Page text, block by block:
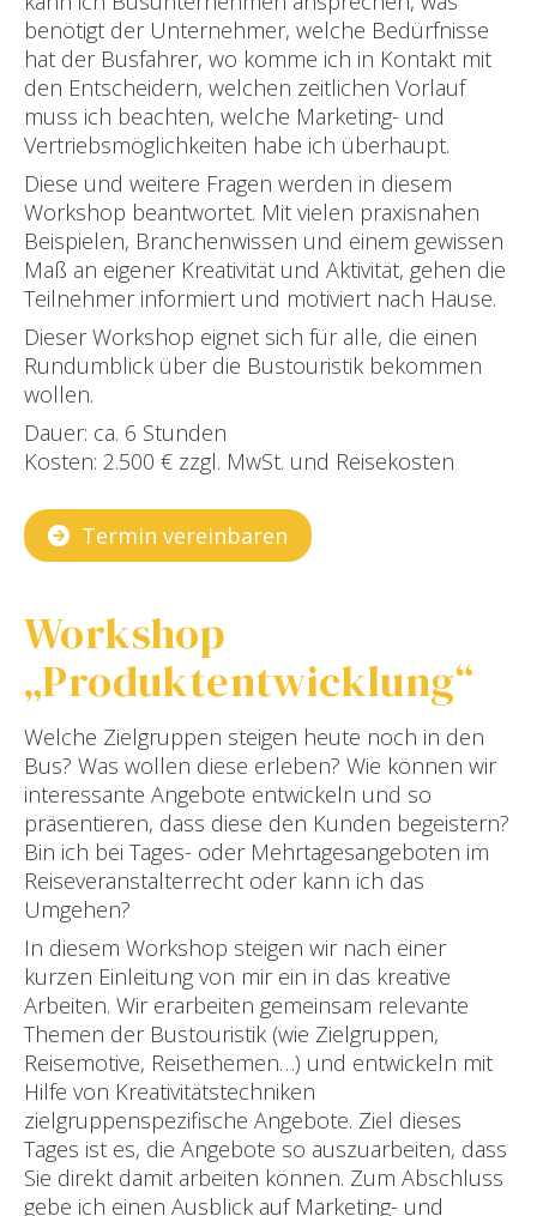
benötigt der Unternehmer, welche Bedürfnisse
hat der Busfahrer, wo komme ich in Kontakt mit
den Entscheidern, welchen zeitlichen Vorlauf
muss ich beachten, welche Marketing- und
Vertriebsmöglichkeiten habe ich überhaupt.
Diese und weitere Fragen werden in diesem
Workshop beantwortet. Mit vielen praxisnahen
Beispielen, Branchenwissen und einem gewissen
Maß an eigener Kreativität und Aktivität, gehen die
Teilnehmer informiert und motiviert nach Hause.
Dieser Workshop eignet sich für alle, die einen
Rundumblick über die Bustouristik bekommen
wollen.
Dauer: ca. 6 Stunden
Kosten: 2.500 € zzgl. MwSt. und Reisekosten
Termin vereinbaren
Workshop
„Produktentwicklung“
Welche Zielgruppen steigen heute noch in den
Bus? Was wollen diese erleben? Wie können wir
interessante Angebote entwickeln und so
präsentieren, dass diese den Kunden begeistern?
Bin ich bei Tages- oder Mehrtagesangeboten im
Reiseveranstalterrecht oder kann ich das
Umgehen?
In diesem Workshop steigen wir nach einer
kurzen Einleitung von mir ein in das kreative
Arbeiten. Wir erarbeiten gemeinsam relevante
Themen der Bustouristik (wie Zielgruppen,
Reisemotive, Reisethemen…) und entwickeln mit
Hilfe von Kreativitätstechniken
zielgruppenspezifische Angebote. Ziel dieses
Tages ist es, die Angebote so auszuarbeiten, dass
Sie direkt damit arbeiten können. Zum Abschluss
gebe ich einen Ausblick auf Marketing- und